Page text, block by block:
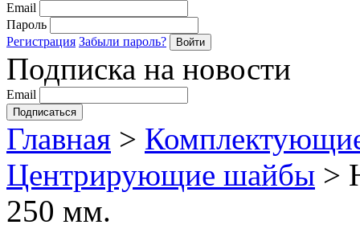
Email
Пароль
Регистрация Забыли пароль?
Подписка на новости
Email
Главная >
Центрирующие шайбы >
250 мм.